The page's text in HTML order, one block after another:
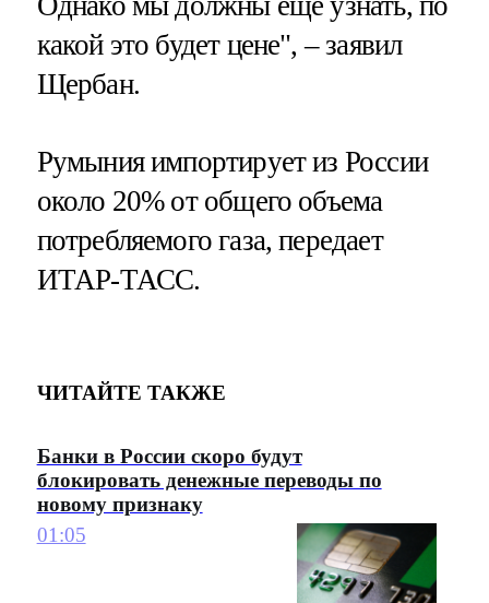
какой это будет цене", – заявил
Щербан.
Румыния импортирует из России
около 20% от общего объема
потребляемого газа, передает
ИТАР-ТАСС.
ЧИТАЙТЕ ТАКЖЕ
Банки в России скоро будут
блокировать денежные переводы по
новому признаку
01:05